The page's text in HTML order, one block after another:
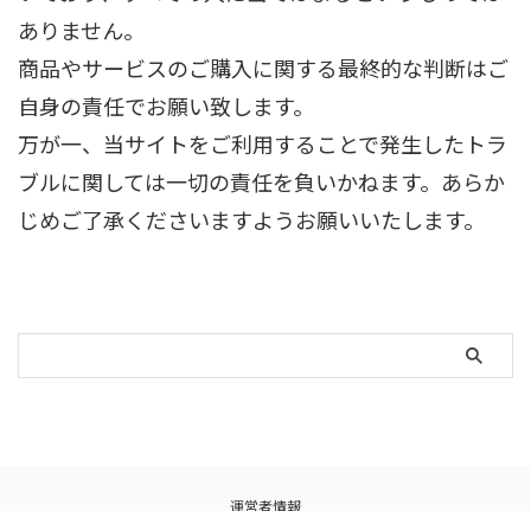
ありません。
商品やサービスのご購入に関する最終的な判断はご
自身の責任でお願い致します。
万が一、当サイトをご利用することで発生したトラ
ブルに関しては一切の責任を負いかねます。あらか
じめご了承くださいますようお願いいたします。
運営者情報